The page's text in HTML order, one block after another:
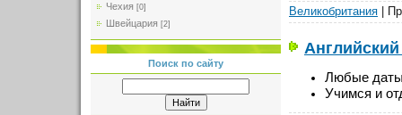
Чехия [0]
Швейцария [2]
Поиск по сайту
Великобритания |
Любые
Учимся и